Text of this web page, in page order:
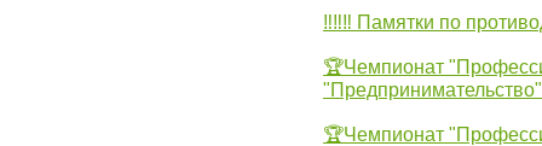
‼‼‼ Памятки по
🏆Чемпионат
"Предпринимательство"
🏆Чемпионат